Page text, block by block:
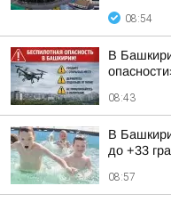
08:54
В
08:43
В
до +33
08:57